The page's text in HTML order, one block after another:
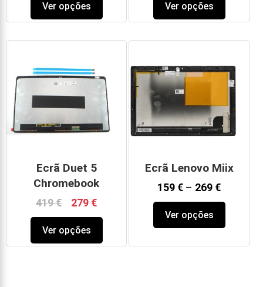
Ver opções Ver opções
Ecrã Duet 5
Chromebook
419€ 279 €
Ver opções
Ecrã Lenovo Miix
159 € – 269 €
Ver opções